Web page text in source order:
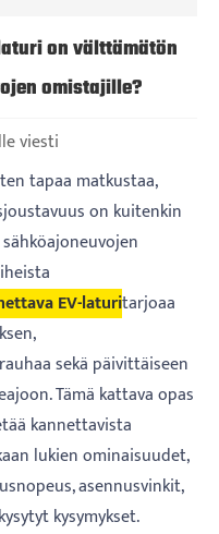
on välttämätön
omistajille?
viesti
tapaa matkustaa,
on kuitenkin
EV-laturitarjoaa
sekä päivittäiseen
Tämä kattava opas
kannettavista
lukien ominaisuudet,
asennusvinkit,
kysymykset.